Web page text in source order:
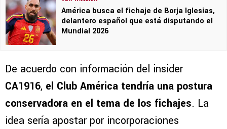
América busca el fichaje de Borja Iglesias,
delantero español que está disputando el
Mundial 2026
De acuerdo con información del insider
CA1916, el Club América tendría una postura
conservadora en el tema de los fichajes. La
idea sería apostar por incorporaciones